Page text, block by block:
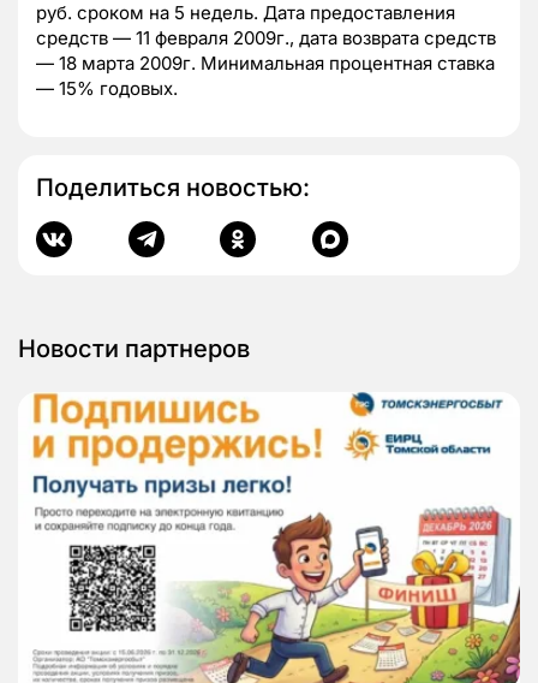
руб. сроком на 5 недель. Дата предоставления
средств — 11 февраля 2009г., дата возврата средств
— 18 марта 2009г. Минимальная процентная ставка
— 15% годовых.
Поделиться новостью:
Новости партнеров